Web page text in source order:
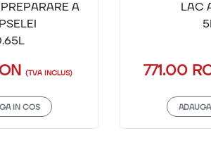
A
(TVA INCLUS)
IN COS
LAC
771.00